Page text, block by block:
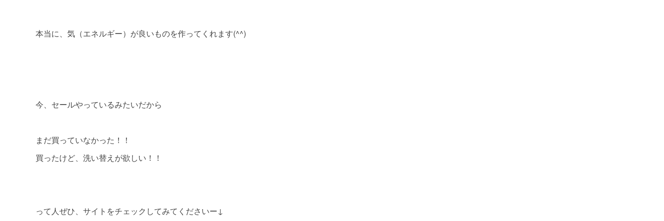
本当に、気（エネルギー）が良いものを作ってくれます(^^)
今、セールやっているみたいだから
まだ買っていなかった！！
買ったけど、洗い替えが欲しい！！
って人ぜひ、サイトをチェックしてみてくださいー↓